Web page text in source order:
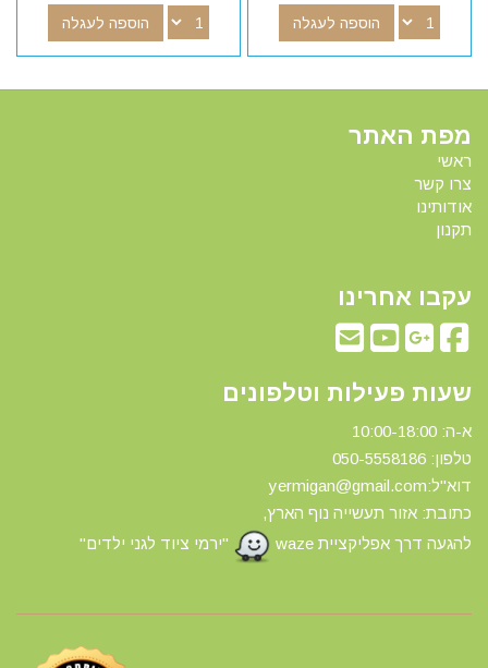
הוספה לעגלה הוספה לעגלה
מפת האתר
ראשי
צרו קשר
אודותינו
תקנון
עקבו אחרינו
שעות פעילות וטלפונים
א-ה: 10:00-18:00
טלפון: 0 50-5558186
דוא"ל:yermigan@gmail.com
כתובת: אזור תעשייה נוף הארץ,
להגעה דרך אפליקציית waze
"ירמי ציוד לגני ילדים"